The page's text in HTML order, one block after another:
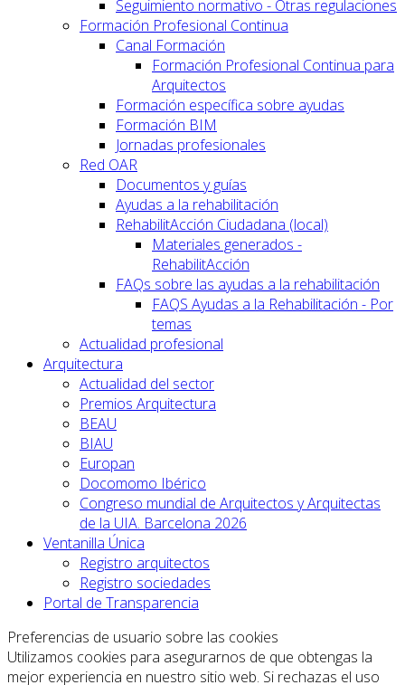
Seguimiento normativo - Otras regulaciones
Formación Profesional Continua
Canal Formación
Formación Profesional Continua para
Arquitectos
Formación específica sobre ayudas
Formación BIM
Jornadas profesionales
Red OAR
Documentos y guías
Ayudas a la rehabilitación
RehabilitAcción Ciudadana (local)
Materiales generados -
RehabilitAcción
FAQs sobre las ayudas a la rehabilitación
FAQS Ayudas a la Rehabilitación - Por
temas
Actualidad profesional
Arquitectura
Actualidad del sector
Premios Arquitectura
BEAU
BIAU
Europan
Docomomo Ibérico
Congreso mundial de Arquitectos y Arquitectas
de la UIA. Barcelona 2026
Ventanilla Única
Registro arquitectos
Registro sociedades
Portal de Transparencia
Preferencias de usuario sobre las cookies
Utilizamos cookies para asegurarnos de que obtengas la
mejor experiencia en nuestro sitio web. Si rechazas el uso